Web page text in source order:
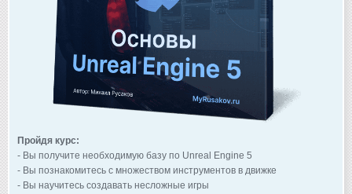
Пройдя курс:
- Вы получите необходимую базу по Unreal Engine 5
- Вы познакомитесь с множеством инструментов в движке
- Вы научитесь создавать несложные игры